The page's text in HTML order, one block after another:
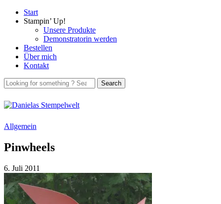
Start
Stampin’ Up!
Unsere Produkte
Demonstratorin werden
Bestellen
Über mich
Kontakt
Allgemein
Pinwheels
6. Juli 2011